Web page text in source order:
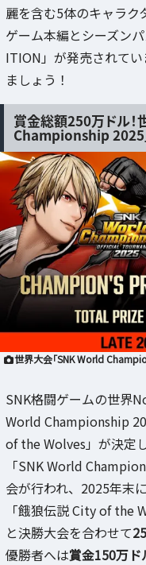
麗を含む5体のキャラク
ゲーム本編とシーズン
ITION」が発売されて
ましょう！
賞金総額250万ドル
Championship 2025
世界大会「SNK World
SNK格闘ゲームの世界
World Championship
of the Wolves」が決定
「SNK World
会が行われ、2025年末
「餓狼伝説 City of the
と決勝大会を合わせて
優勝者へは賞金150万ド